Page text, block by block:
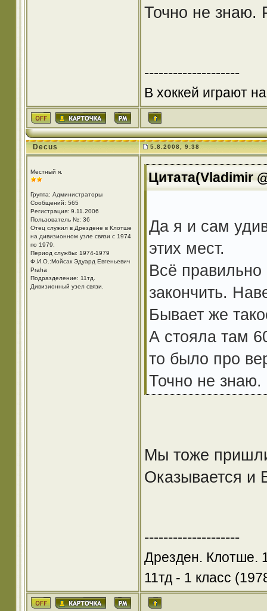
Точно не знаю.
--------------------
В хоккей играют
Decus 5.8.2008, 9:38
Местный я.
Группа: Администраторы
Сообщений: 565
Регистрация: 9.11.2006
Пользователь №: 36
Отец служил в Дрездене в Клотше
на дивизионном узле связи с 1974
по 1979.
Период службы: 1974-1979
Ф.И.О.:Мойсак Эдуард Евгеньевич
Praha
Подразделение: 11тд.
Дивизионный узел связи.
Цитата(Vladimir
Да я и сам
этих мест.
Всё
закончить.
Бывает же
А стояла там
то было про
Точно не знаю.
Мы тоже
Оказывается и
--------------------
Дрезден. Клотше.
11тд - 1 класс